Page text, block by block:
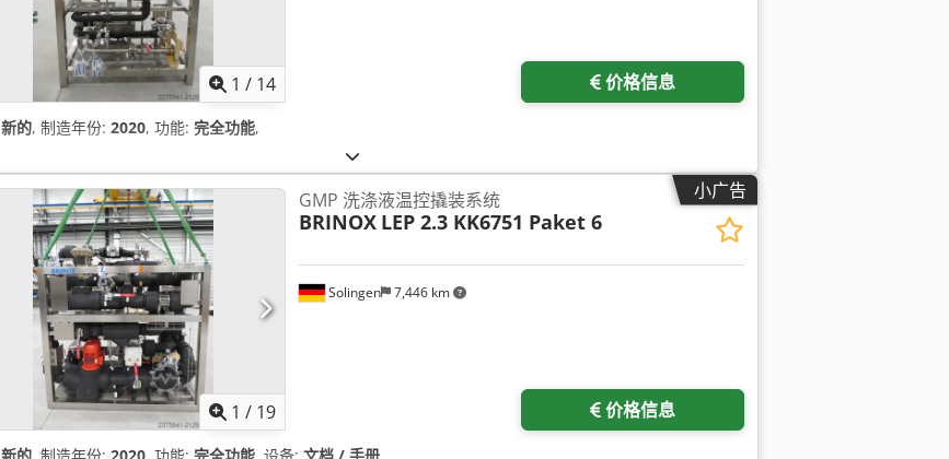
1 / 14 价格信息
新的, 制造年份: 2020, 功能: 完全功能,
小广告
1 / 19
Solingen 7,446 km
GMP 洗涤液温控撬装系统
BRINOX LEP 2.3 KK6751 Paket 6
价格信息